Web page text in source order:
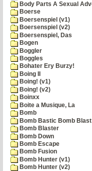
Body Parts A Sexual
Boerse
Boersenspiel (v1)
Boersenspiel (v2)
Boersenspiel, Das
Bogen
Boggler
Boggles
Bohater Ery Burzy!
Boing II
Boing! (v1)
Boing! (v2)
Boinxx
Boite a Musique, La
Bomb
Bomb Bastic Bomb
Bomb Blaster
Bomb Down
Bomb Escape
Bomb Fusion
Bomb Hunter (v1)
Bomb Hunter (v2)